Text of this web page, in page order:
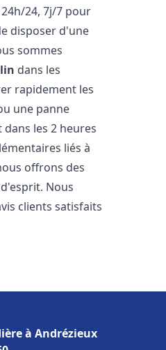
24, 7j/7 pour
disposer d'une
sommes
dans les
rapidement les
une panne
les 2 heures
liés à
offrons des
Nous
clients satisfaits
à Andrézieux